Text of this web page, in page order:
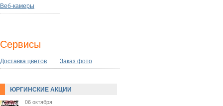
Веб-камеры
Сервисы
Доставка цветов Заказ фото
ЮРГИНСКИЕ АКЦИИ
06 октября